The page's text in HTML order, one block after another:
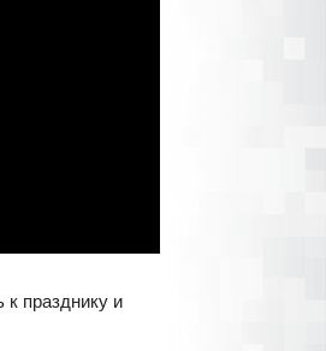
празднику и